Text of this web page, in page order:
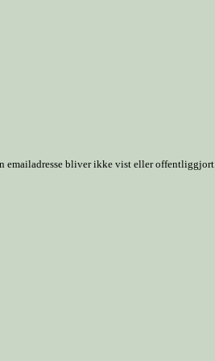
emailadresse bliver ikke vist eller